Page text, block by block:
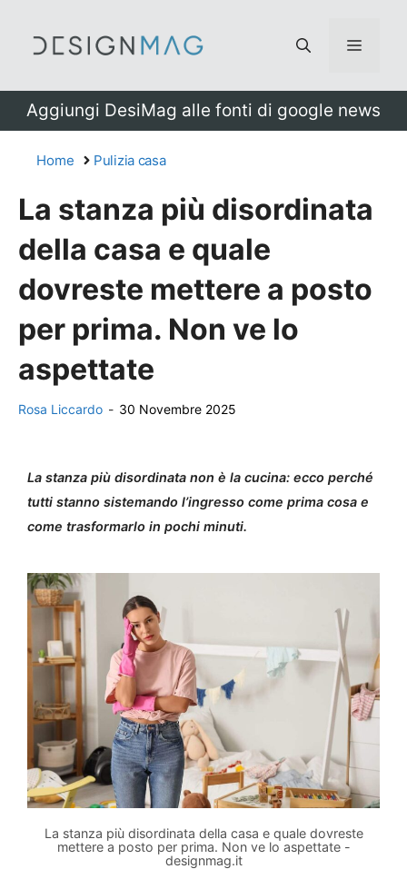
Menu
Aggiungi DesiMag alle fonti di google news
Home Pulizia casa
La stanza più disordinata
della casa e quale
dovreste mettere a posto
per prima. Non ve lo
aspettate
Rosa Liccardo - 30 Novembre 2025
La stanza più disordinata non è la cucina: ecco perché
tutti stanno sistemando l’ingresso come prima cosa e
come trasformarlo in pochi minuti.
La stanza più disordinata della casa e quale dovreste
mettere a posto per prima. Non ve lo aspettate -
designmag.it